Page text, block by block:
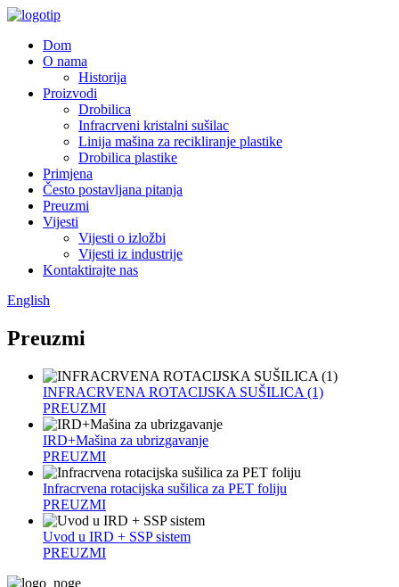
Dom
O nama
Historija
Proizvodi
Drobilica
Infracrveni kristalni sušilac
Linija mašina za recikliranje plastike
Drobilica plastike
Primjena
Često postavljana pitanja
Preuzmi
Vijesti
Vijesti o izložbi
Vijesti iz industrije
Kontaktirajte nas
English
Preuzmi
INFRACRVENA ROTACIJSKA SUŠILICA (1)
PREUZMI
IRD+Mašina za ubrizgavanje
PREUZMI
Infracrvena rotacijska sušilica za PET foliju
PREUZMI
Uvod u IRD + SSP sistem
PREUZMI